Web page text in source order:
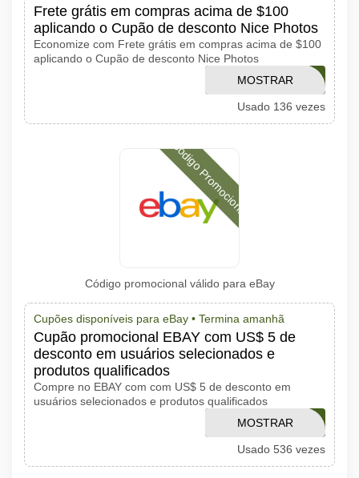
Frete grátis em compras acima de $100
aplicando o Cupão de desconto Nice Photos
Economize com Frete grátis em compras acima de $100
aplicando o Cupão de desconto Nice Photos
FRETE
MOSTRAR
CÓDIGO
Usado 136 vezes
Código Promocional
Código promocional válido para eBay
Cupões disponíveis para eBay • Termina amanhã
Cupão promocional EBAY com US$ 5 de
desconto em usuários selecionados e
produtos qualificados
Compre no EBAY com com US$ 5 de desconto em
usuários selecionados e produtos qualificados
WELCOME5
MOSTRAR
CÓDIGO
Usado 536 vezes